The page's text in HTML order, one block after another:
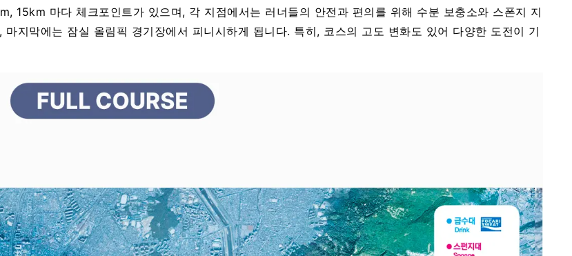
15km 마다 체크포인트가 있으며, 각 지점에서는 러너들의 안전과 편의를 위해 수분 보충소와 스폰지 지
지막에는 잠실 올림픽 경기장에서 피니시하게 됩니다. 특히, 코스의 고도 변화도 있어 다양한 도전이 기